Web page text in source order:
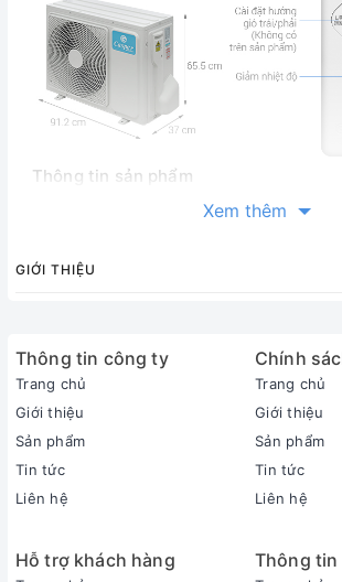
Thông tin sản phẩm
Inverter:
Phạm vi làm lạnh hiệu quả:
Từ 30 - 40m² (từ 80 đến 120m³)
Độ ồn trung bình (được đo trong
Dàn lạnh: 45 dB - Dàn nóng: 55 dB
Dòng sản phẩm:
Sản xuất tại:
Thời gian bảo hành cục lạnh, cục
Xem thêm
GIỚI THIỆU
Thông tin công ty
Trang chủ
Giới thiệu
Sản phẩm
Tin tức
Liên hệ
Chính
Trang chủ
Giới thiệu
Sản phẩm
Tin tức
Liên hệ
Hỗ trợ khách hàng Thông tin